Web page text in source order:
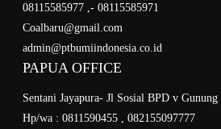
08115585977 ,- 08115585971
Coalbaru@gmail.com
admin@ptbumiindonesia.co.id
PAPUA OFFICE
Sentani Jayapura- Jl Sosial BPD v Gunung
Hp/wa : 0811590455 , 082155097777